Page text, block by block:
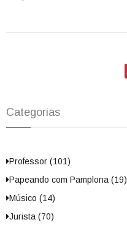
Categorias
Professor (101)
Papeando com Pamplona (19)
Músico (14)
Jurista (70)